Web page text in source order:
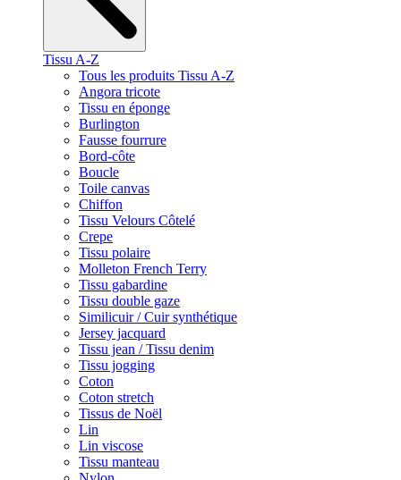
Tissu A-Z
Tous les produits Tissu A-Z
Angora tricote
Tissu en éponge
Burlington
Fausse fourrure
Bord-côte
Boucle
Toile canvas
Chiffon
Tissu Velours Côtelé
Crepe
Tissu polaire
Molleton French Terry
Tissu gabardine
Tissu double gaze
Similicuir / Cuir synthétique
Jersey jacquard
Tissu jean / Tissu denim
Tissu jogging
Coton
Coton stretch
Tissus de Noël
Lin
Lin viscose
Tissu manteau